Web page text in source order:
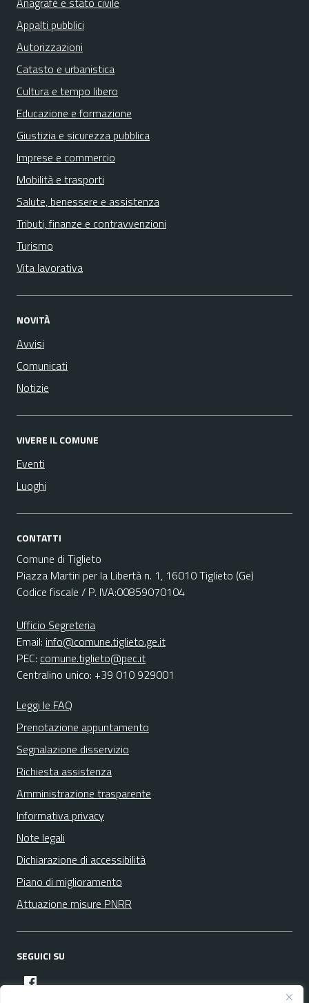
Appalti pubblici
Autorizzazioni
Catasto e urbanistica
Cultura e tempo libero
Educazione e formazione
Giustizia e sicurezza pubblica
Imprese e commercio
Mobilità e trasporti
Salute, benessere e assistenza
Tributi, finanze e contravvenzioni
Turismo
Vita lavorativa
NOVITÀ
Avvisi
Comunicati
Notizie
VIVERE IL COMUNE
Eventi
Luoghi
CONTATTI
Comune di Tiglieto
Piazza Martiri per la Libertà n. 1, 16010 Tiglieto (Ge)
Codice fiscale / P. IVA:00859070104
Ufficio Segreteria
Email: info@comune.tiglieto.ge.it
PEC: comune.tiglieto@pec.it
Centralino unico: +39 010 929001
Leggi le FAQ
Prenotazione appuntamento
Segnalazione disservizio
Richiesta assistenza
Amministrazione trasparente
Informativa privacy
Note legali
Dichiarazione di accessibilità
Piano di miglioramento
Attuazione misure PNRR
SEGUICI SU
facebook